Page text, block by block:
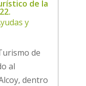
de la
y
de
al
dentro